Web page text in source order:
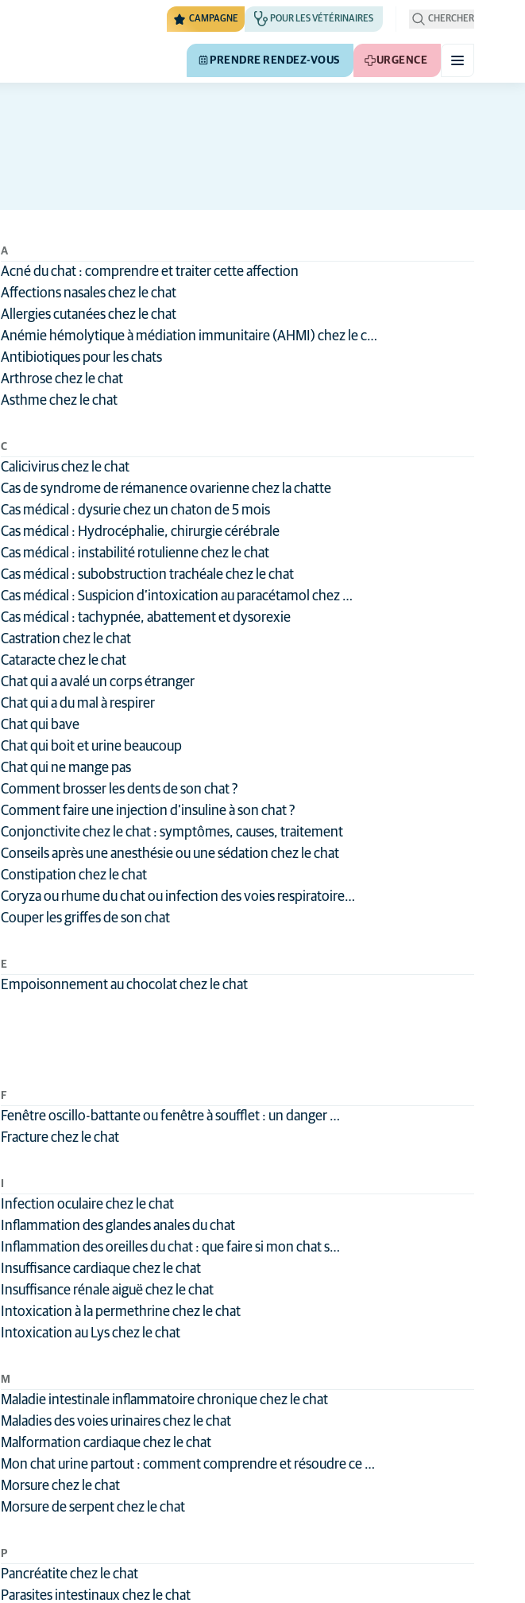
CAMPAGNE POUR LES VÉTÉRINAIRES CHERCHER
PRENDRE RENDEZ-VOUS URGENCE
A
Acné du chat : comprendre et traiter cette affection
Affections nasales chez le chat
Allergies cutanées chez le chat
Anémie hémolytique à médiation immunitaire (AHMI) chez le c…
Antibiotiques pour les chats
Arthrose chez le chat
Asthme chez le chat
C
Calicivirus chez le chat
Cas de syndrome de rémanence ovarienne chez la chatte
Cas médical : dysurie chez un chaton de 5 mois
Cas médical : Hydrocéphalie, chirurgie cérébrale
Cas médical : instabilité rotulienne chez le chat
Cas médical : subobstruction trachéale chez le chat
Cas médical : Suspicion d’intoxication au paracétamol chez …
Cas médical : tachypnée, abattement et dysorexie
Castration chez le chat
Cataracte chez le chat
Chat qui a avalé un corps étranger
Chat qui a du mal à respirer
Chat qui bave
Chat qui boit et urine beaucoup
Chat qui ne mange pas
Comment brosser les dents de son chat ?
Comment faire une injection d’insuline à son chat ?
Conjonctivite chez le chat : symptômes, causes, traitement
Conseils après une anesthésie ou une sédation chez le chat
Constipation chez le chat
Coryza ou rhume du chat ou infection des voies respiratoire…
Couper les griffes de son chat
E
Empoisonnement au chocolat chez le chat
F
Fenêtre oscillo-battante ou fenêtre à soufflet : un danger …
Fracture chez le chat
Infection oculaire chez le chat
Inflammation des glandes anales du chat
Inflammation des oreilles du chat : que faire si mon chat s…
Insuffisance cardiaque chez le chat
Insuffisance rénale aiguë chez le chat
Intoxication à la permethrine chez le chat
Intoxication au Lys chez le chat
M
Maladie intestinale inflammatoire chronique chez le chat
Maladies des voies urinaires chez le chat
Malformation cardiaque chez le chat
Mon chat urine partout : comment comprendre et résoudre ce …
Morsure chez le chat
Morsure de serpent chez le chat
P
Pancréatite chez le chat
Parasites intestinaux chez le chat